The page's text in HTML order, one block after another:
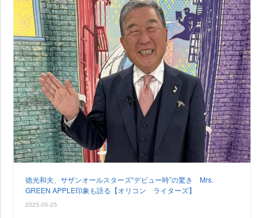
徳光和夫、サザンオールスターズ“デビュー時”の驚き Mrs.
GREEN APPLE印象も語る【オリコン ライターズ】
2025-05-25